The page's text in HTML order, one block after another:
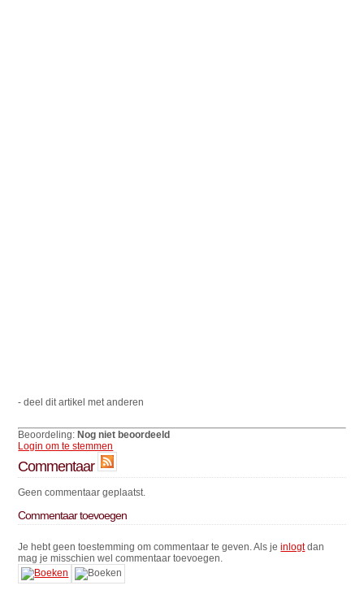
- deel dit artikel met anderen
Beoordeling: Nog niet beoordeeld
Login om te stemmen
Commentaar
Geen commentaar geplaatst.
Commentaar toevoegen
Je hebt geen toestemming om commentaar te geven. Als jeinlogtdan
mag je misschien wel commentaar toevoegen.